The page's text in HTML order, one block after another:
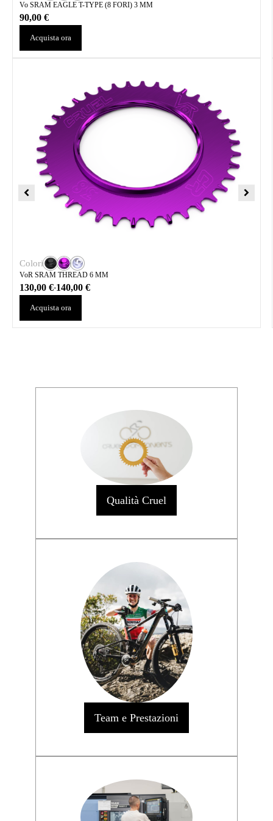
Vo SRAM EAGLE T-TYPE (8 FORI) 3 MM
90,00€
Acquista ora
Colori
VoR SRAM THREAD 6 MM
130,00€-140,00€
Acquista ora
Qualità Cruel
Team e Prestazioni